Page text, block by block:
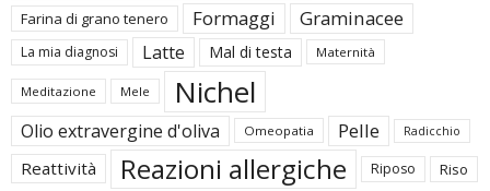
Farina di grano tenero Formaggi Graminacee
La mia diagnosi Latte Mal di testa Maternità
Meditazione Mele Nichel
Olio extravergine d'oliva Omeopatia Pelle Radicchio
Reattività Reazioni allergiche Riposo Riso